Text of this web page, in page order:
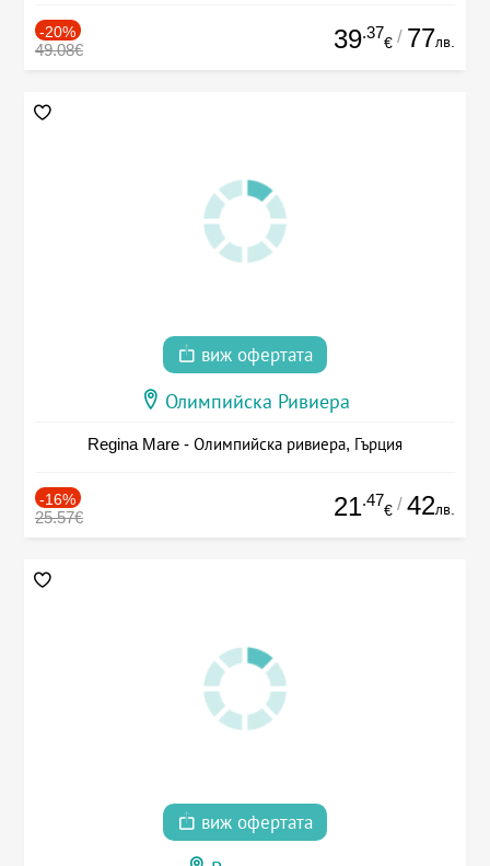
-20%
49.08€ 39.37
€ / 77лв.
виж офертата
Олимпийска Ривиера
Regina Mare - Олимпийска ривиера, Гърция
-16%
25.57€ 21.47
€ / 42лв.
виж офертата